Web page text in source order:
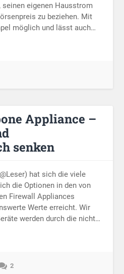
eigenen Hausstrom
zu beziehen. Mit
möglich und lässt auch…
Appliance –
senken
hat sich die viele
die Optionen in den von
Firewall Appliances
Werte erreicht. Wir
werden durch die nicht…
2